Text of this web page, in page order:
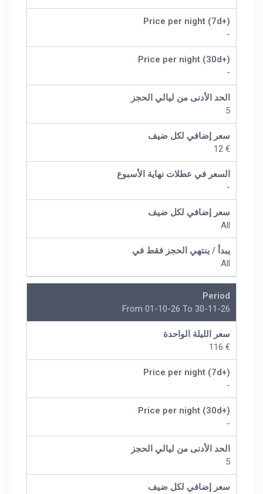
Price per night (7d+)
-
Price per night (30d+)
-
الحد الأدنى من ليالي الحجز
5
سعر إضافي لكل ضيف
€ 12
السعر في عطلات نهاية الأسبوع
-
سعر إضافي لكل ضيف
All
يبدأ / ينتهي الحجز فقط في
All
Period
From 01-10-26 To 30-11-26
سعر الليلة الواحدة
€ 116
Price per night (7d+)
-
Price per night (30d+)
-
الحد الأدنى من ليالي الحجز
5
سعر إضافي لكل ضيف